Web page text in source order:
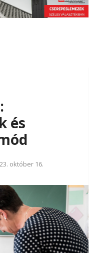
és
október 16.